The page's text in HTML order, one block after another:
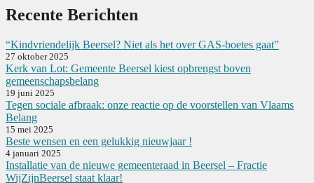
Recente Berichten
“Kindvriendelijk Beersel? Niet als het over GAS-boetes gaat”
27 oktober 2025
Kerk van Lot: Gemeente Beersel kiest opbrengst boven
gemeenschapsbelang
19 juni 2025
Tegen sociale afbraak: onze reactie op de voorstellen van Vlaams
Belang
15 mei 2025
Beste wensen en een gelukkig nieuwjaar !
4 januari 2025
Installatie van de nieuwe gemeenteraad in Beersel – Fractie
WijZijnBeersel staat klaar!